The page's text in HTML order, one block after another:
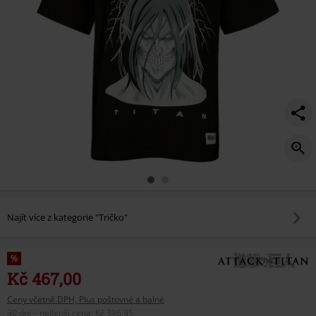
Najít více z kategorie "Tričko"
%
Kč 467,00
Ceny včetně DPH, Plus poštovné a balné
30 dní – nejlepší cena
Kč 396,95